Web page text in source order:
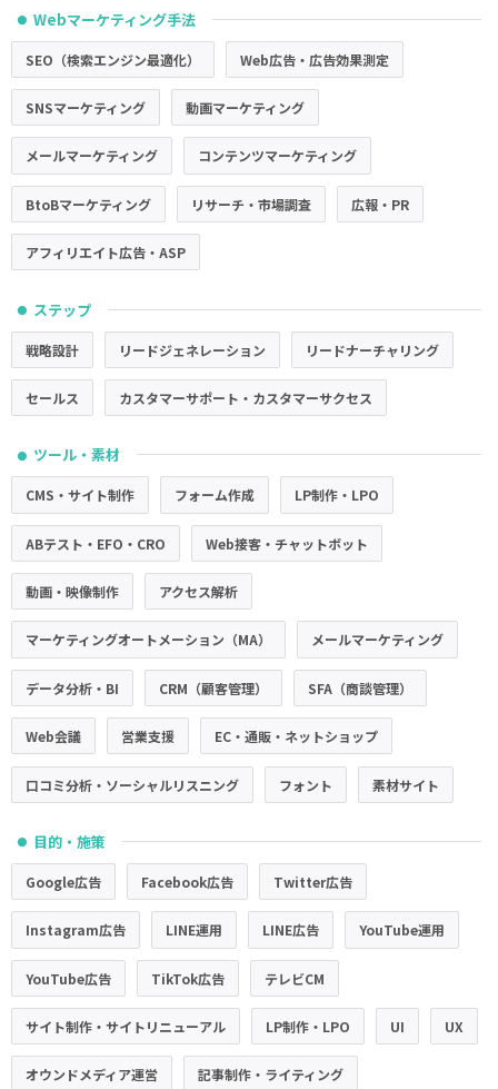
● Webマーケティング手法
SEO（検索エンジン最適化） Web広告・広告効果測定
SNSマーケティング 動画マーケティング
メールマーケティング コンテンツマーケティング
BtoBマーケティング リサーチ・市場調査 広報・PR
アフィリエイト広告・ASP
● ステップ
戦略設計 リードジェネレーション リードナーチャリング
セールス カスタマーサポート・カスタマーサクセス
● ツール・素材
CMS・サイト制作 フォーム作成 LP制作・LPO
ABテスト・EFO・CRO Web接客・チャットボット
動画・映像制作 アクセス解析
マーケティングオートメーション（MA） メールマーケティング
データ分析・BI CRM（顧客管理） SFA（商談管理）
Web会議 営業支援 EC・通販・ネットショップ
口コミ分析・ソーシャルリスニング フォント 素材サイト
● 目的・施策
Google広告 Facebook広告 Twitter広告
Instagram広告 LINE運用 LINE広告 YouTube運用
YouTube広告 TikTok広告 テレビCM
サイト制作・サイトリニューアル LP制作・LPO UI UX
オウンドメディア運営 記事制作・ライティング